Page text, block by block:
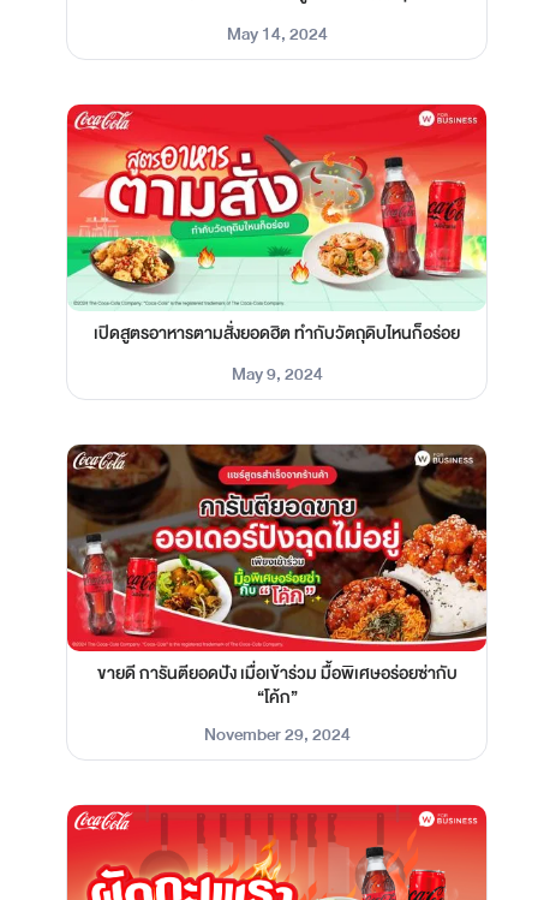
May 14, 2024
เปิดสูตรอาหารตามสั่งยอดฮิต ทำกับวัตถุดิบไหนก็อร่อย
May 9, 2024
ขายดี การันตียอดปัง เมื่อเข้าร่วม มื้อพิเศษอร่อยซ่ากับ
“โค้ก”
November 29, 2024